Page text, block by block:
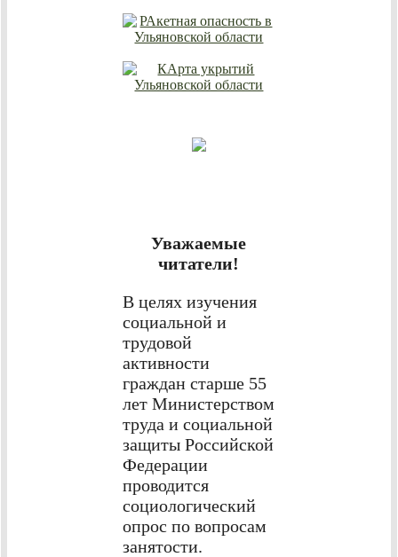
Уважаемые
читатели!
В целях изучения
социальной и
трудовой
активности
граждан старше 55
лет Министерством
труда и социальной
защиты Российской
Федерации
проводится
социологический
опрос по вопросам
занятости.